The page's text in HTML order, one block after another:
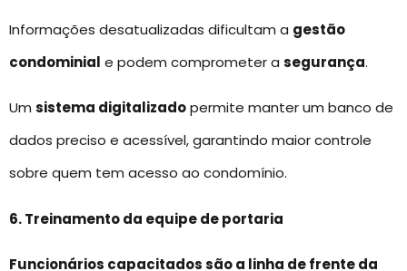
Informações desatualizadas dificultam a gestão
condominial e podem comprometer a segurança.
Um sistema digitalizadopermite manter um banco de
dados preciso e acessível, garantindo maior controle
sobre quem tem acesso ao condomínio.
6. Treinamento da equipe de portaria
Funcionários capacitados são a linha de frente da